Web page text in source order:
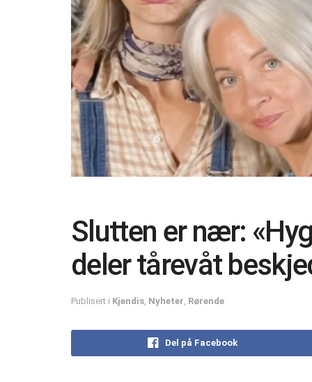
Slutten er nær:
deler tårevåt
Publisert i Kjendis, Nyheter, Rørende
Del på Facebook